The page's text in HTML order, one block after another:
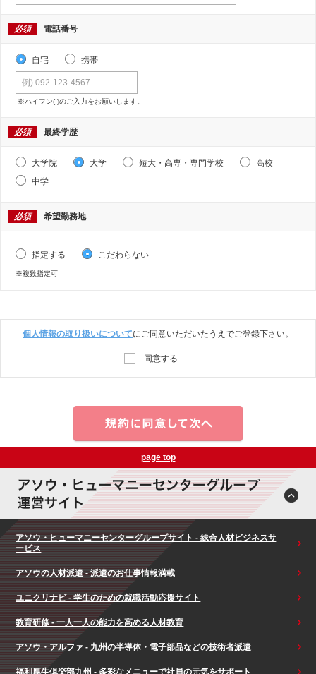
必須 電話番号
自宅 携帯
※ハイフン(-)のご入力をお願いします。
必須 最終学歴
大学院 大学 短大・高専・専門学校
高校
中学
必須 希望勤務地
指定する こだわらない
※複数指定可
個人情報の取り扱いについてにご同意いただいたうえでご登録下さい。
同意する
page top
アソウ・ヒューマニーセンターグループサイト - 総合人材ビジネスサ
ービス
アソウの人材派遣 - 派遣のお仕事情報満載
ユニクリナビ - 学生のための就職活動応援サイト
教育研修 - 一人一人の能力を高める人材教育
アソウ・アルファ - 九州の半導体・電子部品などの技術者派遣
福利厚生倶楽部九州 - 多彩なメニューで社員の元気をサポート